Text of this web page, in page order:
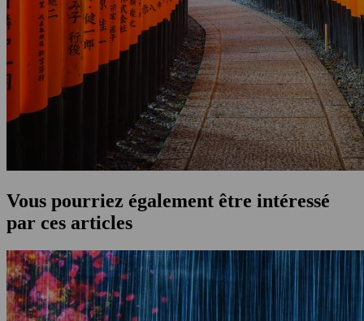
Vous pourriez également être intéressé
par ces articles